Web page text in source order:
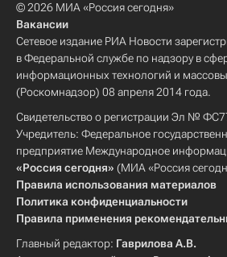
© 2026 МИА «Россия сегодня»
Вакансии
Сетевое издание РИА Новости
в Федеральной службе по надзору в
информационных технологий и
(Роскомнадзор) 08 апреля 2014 года.
Свидетельство о регистрации Эл №
Учредитель: Федеральное
предприятие Международное
«Россия сегодня» (МИА «Россия
Правила использования материалов
Политика конфиденциальности
Правила применения
Главный редактор: Гаврилова А.В.